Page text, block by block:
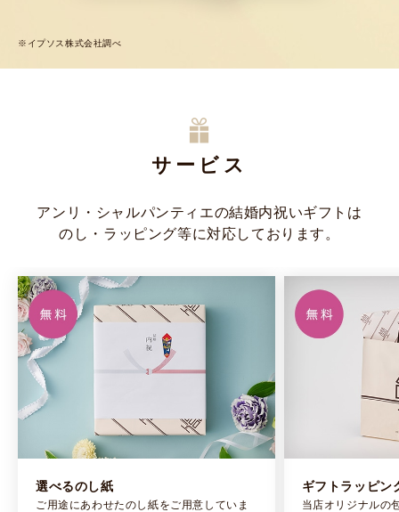
※イプソス株式会社調べ
サービス
アンリ・シャルパンティエの結婚内祝いギフトは
のし・ラッピング等に対応しております。
選べるのし紙
ご用途にあわせたのし紙をご用意していま
ギフトラッピン
当店オリジナルの